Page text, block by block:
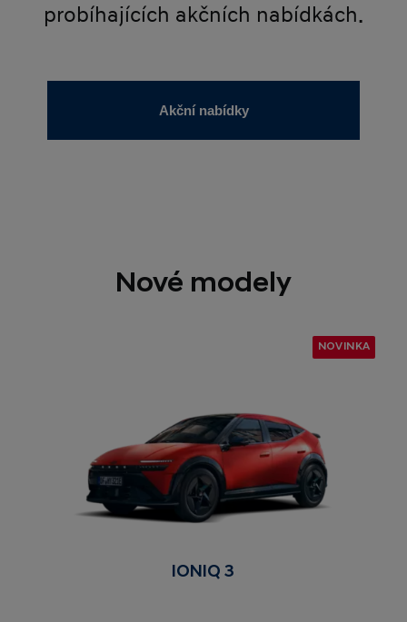
probíhajících akčních nabídkách.
Akční nabídky
Nové modely
NOVINKA
IONIQ 3